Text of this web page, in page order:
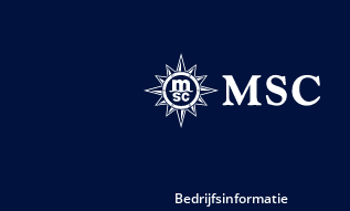
Bedrijfsinformatie